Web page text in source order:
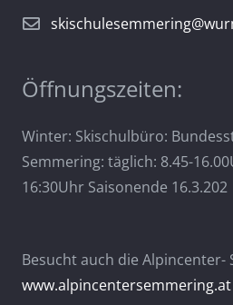
Öffnungszeiten:
Winter: Skischulbüro:
Semmering: täglich: 8.45-
16:30Uhr Saisonende 16.3.202
Besucht auch die Alpincenter-
www.alpincentersemmering.at